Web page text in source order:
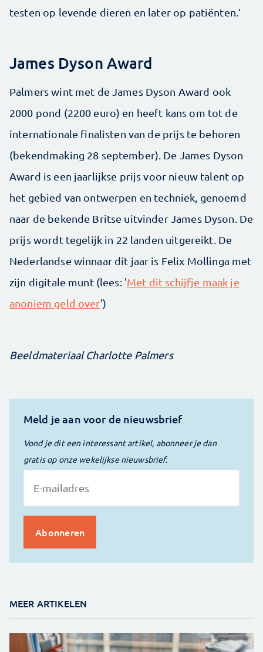
testen op levende dieren en later op patiënten.’
James Dyson Award
Palmers wint met de James Dyson Award ook
2000 pond (2200 euro) en heeft kans om tot de
internationale finalisten van de prijs te behoren
(bekendmaking 28 september). De James Dyson
Award is een jaarlijkse prijs voor nieuw talent op
het gebied van ontwerpen en techniek, genoemd
naar de bekende Britse uitvinder James Dyson. De
prijs wordt tegelijk in 22 landen uitgereikt. De
Nederlandse winnaar dit jaar is Felix Mollinga met
zijn digitale munt (lees: 'Met dit schijfje maak je
anoniem geld over')
Beeldmateriaal Charlotte Palmers
Meld je aan voor de nieuwsbrief
Vond je dit een interessant artikel, abonneer je dan
gratis op onze wekelijkse nieuwsbrief.
MEER ARTIKELEN